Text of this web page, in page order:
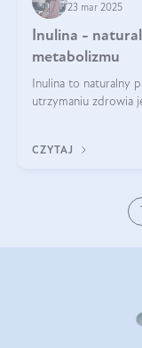
23 mar 2025
Inulina -
metabolizmu
Inulina to naturalny
utrzymaniu zdrowia
CZYTAJ
1